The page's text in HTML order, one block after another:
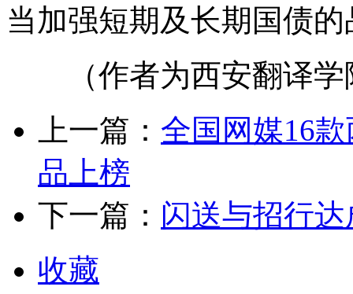
当加强短期及长期国债
（作者为西安翻译学
上一篇： 全国网媒16
品上榜
下一篇： 闪送与招行
收藏